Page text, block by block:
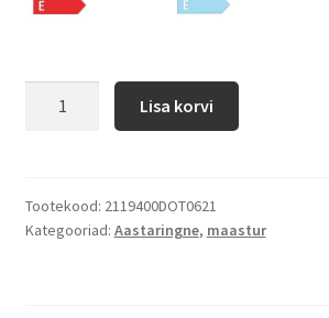
Lisa korvi
Tootekood: 2119400DOT0621
Kategooriad: Aastaringne, maastur